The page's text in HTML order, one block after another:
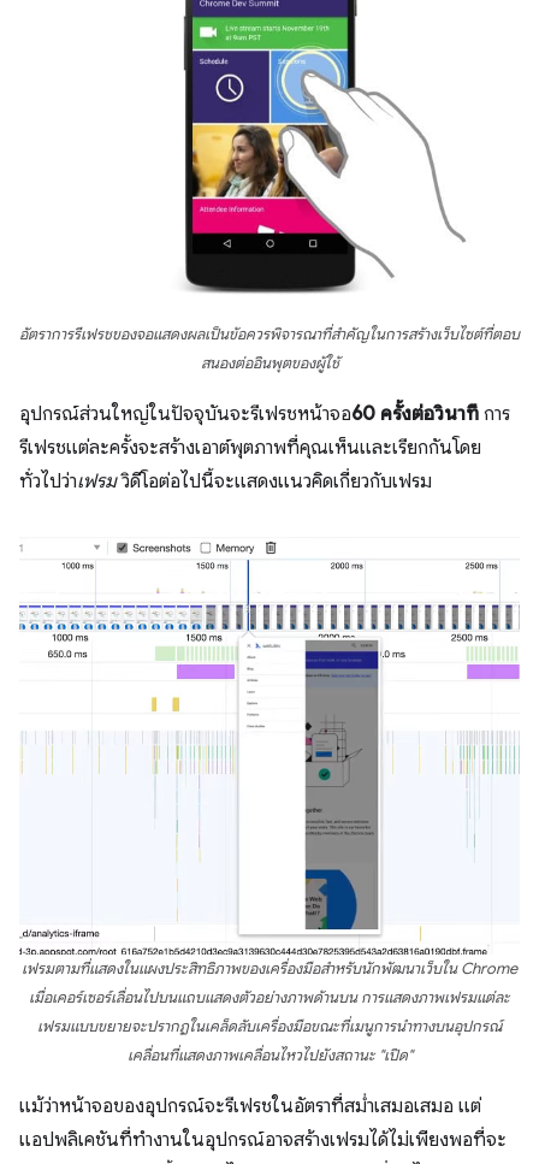
อัตราการรีเฟรชของจอแสดงผลเป็นข้อควรพิจารณาที่สำคัญในการสร้างเว็บไซต์ที่ตอบ
สนองต่ออินพุตของผู้ใช้
อุปกรณ์ส่วนใหญ่ในปัจจุบันจะรีเฟรชหน้าจอ60 ครั้งต่อวินาที การ
รีเฟรชแต่ละครั้งจะสร้างเอาต์พุตภาพที่คุณเห็นและเรียกกันโดย
ทั่วไปว่าเฟรมวิดีโอต่อไปนี้จะแสดงแนวคิดเกี่ยวกับเฟรม
เฟรมตามที่แสดงในแผงประสิทธิภาพของเครื่องมือสำหรับนักพัฒนาเว็บใน Chrome
เมื่อเคอร์เซอร์เลื่อนไปบนแถบแสดงตัวอย่างภาพด้านบน การแสดงภาพเฟรมแต่ละ
เฟรมแบบขยายจะปรากฏในเคล็ดลับเครื่องมือขณะที่เมนูการนำทางบนอุปกรณ์
เคลื่อนที่แสดงภาพเคลื่อนไหวไปยังสถานะ "เปิด"
แม้ว่าหน้าจอของอุปกรณ์จะรีเฟรชในอัตราที่สม่ำเสมอเสมอ แต่
แอปพลิเคชันที่ทำงานในอุปกรณ์อาจสร้างเฟรมได้ไม่เพียงพอที่จะ